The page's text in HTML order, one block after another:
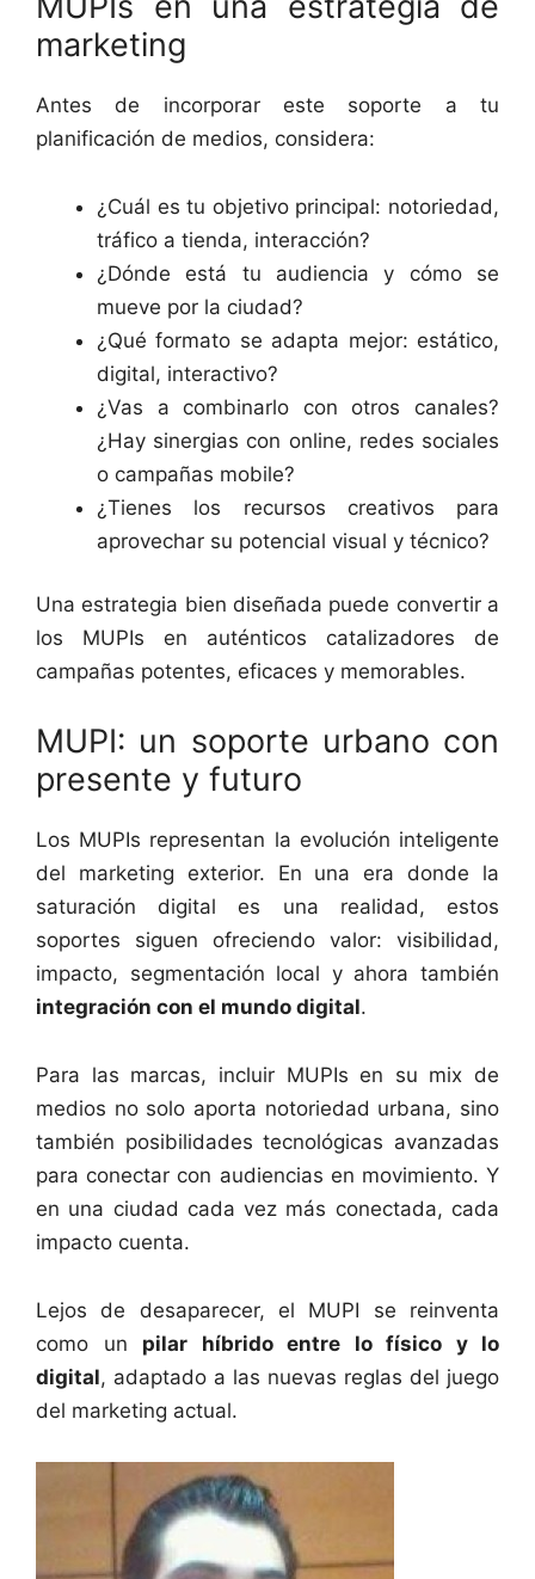
marketing
Antes de incorporar este soporte a tu
planificación de medios, considera:
¿Cuál es tu objetivo principal: notoriedad,
tráfico a tienda, interacción?
¿Dónde está tu audiencia y cómo se
mueve por la ciudad?
¿Qué formato se adapta mejor: estático,
digital, interactivo?
¿Vas a combinarlo con otros canales?
¿Hay sinergias con online, redes sociales
o campañas mobile?
¿Tienes los recursos creativos para
aprovechar su potencial visual y técnico?
Una estrategia bien diseñada puede convertir a
los MUPIs en auténticos catalizadores de
campañas potentes, eficaces y memorables.
MUPI: un soporte urbano con
presente y futuro
Los MUPIs representan la evolución inteligente
del marketing exterior. En una era donde la
saturación digital es una realidad, estos
soportes siguen ofreciendo valor: visibilidad,
impacto, segmentación local y ahora también
integración con el mundo digital.
Para las marcas, incluir MUPIs en su mix de
medios no solo aporta notoriedad urbana, sino
también posibilidades tecnológicas avanzadas
para conectar con audiencias en movimiento. Y
en una ciudad cada vez más conectada, cada
impacto cuenta.
Lejos de desaparecer, el MUPI se reinventa
como un pilar híbrido entre lo físico y lo
digital, adaptado a las nuevas reglas del juego
del marketing actual.